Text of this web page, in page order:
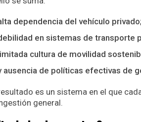
dependencia del vehículo privado;
en sistemas de transporte
cultura de movilidad
ausencia de políticas efectivas de
es un sistema en el que
general.